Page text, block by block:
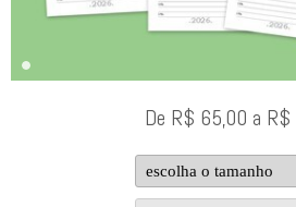
De R$ 65,00 a R$